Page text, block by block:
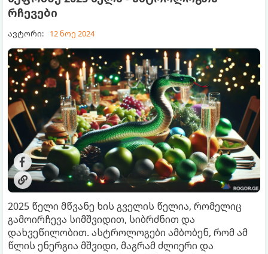
რჩევები
ავტორი: 12 ნოე 2024
2025 წელი მწვანე ხის გველის წელია, რომელიც
გამოირჩევა სიმშვიდით, სიბრძნით და
დახვეწილობით. ასტროლოგები ამბობენ, რომ ამ
წლის ენერგია მშვიდი, მაგრამ ძლიერი და